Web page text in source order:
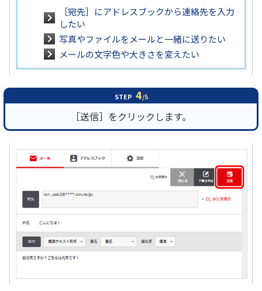
［宛先］にアドレスブックから連絡先を入力
したい
写真やファイルをメールと一緒に送りたい
メールの文字色や大きさを変えたい
STEP 4/5
［送信］をクリックします。